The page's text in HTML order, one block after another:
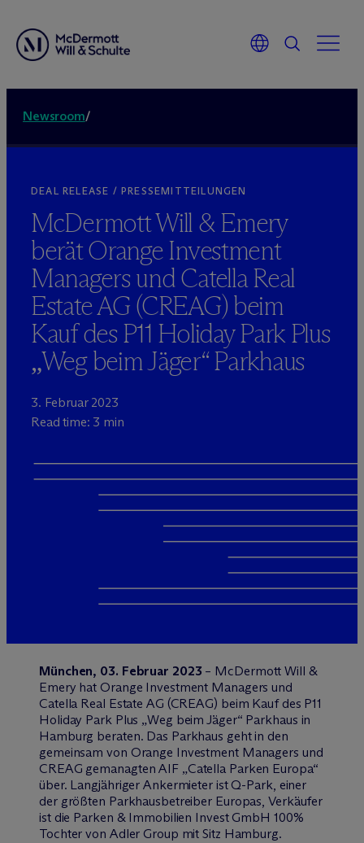
Newsroom/
DEAL RELEASE / PRESSEMITTEILUNGEN
McDermott Will & Emery
berät Orange Investment
Managers und Catella Real
Estate AG (CREAG) beim
Kauf des P11 Holiday Park Plus
„Weg beim Jäger“ Parkhaus
3. Februar 2023
Read time: 3 min
München, 03. Februar 2023 – McDermott Will &
Emery hat Orange Investment Managers und
Catella Real Estate AG (CREAG) beim Kauf des P11
Holiday Park Plus „Weg beim Jäger“ Parkhaus in
Hamburg beraten. Das Parkhaus geht in den
gemeinsam von Orange Investment Managers und
CREAG gemanagten AIF „Catella Parken Europa“
über. Langjähriger Ankermieter ist Q-Park, einer
der größten Parkhausbetreiber Europas, Verkäufer
ist die Parken & Immobilien Invest GmbH 100%
Tochter von Adler Group mit Sitz Hamburg.